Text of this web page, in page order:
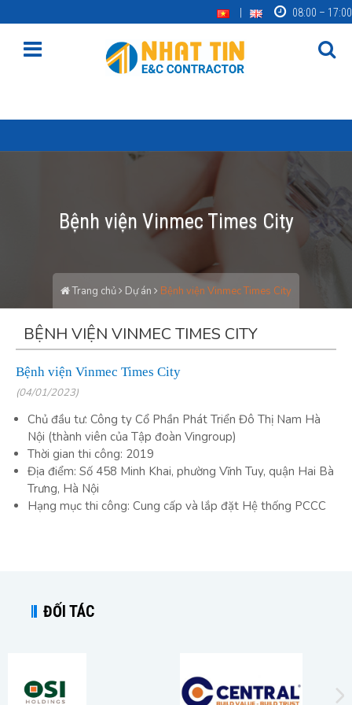
08:00 – 17:00
Bệnh viện Vinmec Times City
Trang chủ Dự án Bệnh viện Vinmec Times City
BỆNH VIỆN VINMEC TIMES CITY
Bệnh viện Vinmec Times City
(04/01/2023)
Chủ đầu tư: Công ty Cổ Phần Phát Triển Đô Thị Nam Hà
Nội (thành viên của Tập đoàn Vingroup)
Thời gian thi công: 2019
Địa điểm: Số 458 Minh Khai, phường Vĩnh Tuy, quận Hai Bà
Trưng, Hà Nội
Hạng mục thi công: Cung cấp và lắp đặt Hệ thống PCCC
ĐỐI TÁC